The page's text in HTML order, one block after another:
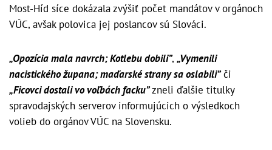
Most-Híd síce dokázala zvýšiť počet mandátov v orgánoch
VÚC, avšak polovica jej poslancov sú Slováci.
„Opozícia mala navrch; Kotlebu dobili”, „Vymenili
nacistického župana; maďarské strany sa oslabili”či
„Ficovci dostali vo voľbách facku”zneli ďalšie titulky
spravodajských serverov informujúcich o výsledkoch
volieb do orgánov VÚC na Slovensku.